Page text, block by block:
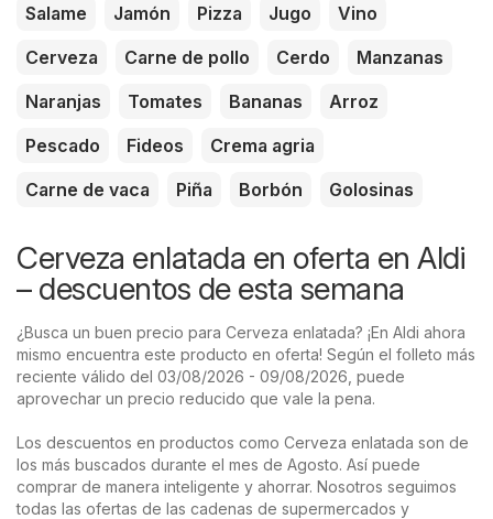
Salame
Jamón Pizza Jugo
Vino
Cerveza
Carne de pollo Cerdo
Manzanas
Naranjas
Tomates Bananas
Arroz
Pescado
Fideos
Crema agria
Carne de vaca
Piña Borbón Golosinas
Cerveza enlatada en oferta en Aldi
– descuentos de esta semana
¿Busca un buen precio para Cerveza enlatada? ¡En Aldi ahora
mismo encuentra este producto en oferta! Según el folleto más
reciente válido del 03/08/2026 - 09/08/2026, puede
aprovechar un precio reducido que vale la pena.
Los descuentos en productos como Cerveza enlatada son de
los más buscados durante el mes de Agosto. Así puede
comprar de manera inteligente y ahorrar. Nosotros seguimos
todas las ofertas de las cadenas de supermercados y